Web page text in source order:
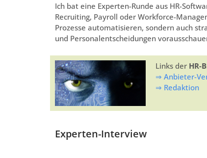
Ich bat eine Experten-Runde aus HR-
Recruiting, Payroll oder Workforce-
Prozesse automatisieren, sondern auch
und Personalentscheidungen
Links der HR-
⇒ Anbieter-
⇒ Redaktion
Experten-Interview